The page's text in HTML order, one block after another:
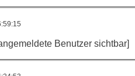
Benutzer sichtbar]